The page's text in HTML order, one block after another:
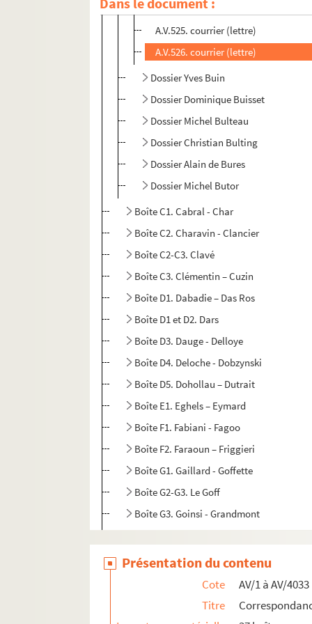
A.V.524. courrier (lettre)
A.V.525. courrier (lettre)
A.V.526. courrier (lettre)
Dossier Yves Buin
Dossier Dominique Buisset
Dossier Michel Bulteau
Dossier Christian Bulting
Dossier Alain de Bures
Dossier Michel Butor
Boîte C1. Cabral - Char
Boîte C2. Charavin - Clancier
Boîte C2-C3. Clavé
Boîte C3. Clémentin – Cuzin
Boîte D1. Dabadie – Das Ros
Boîte D1 et D2. Dars
Boîte D3. Dauge - Delloye
Boîte D4. Deloche - Dobzynski
Boîte D5. Dohollau – Dutrait
Boîte E1. Eghels – Eymard
Boîte F1. Fabiani - Fagoo
Boîte F2. Faraoun – Friggieri
Boîte G1. Gaillard - Goffette
Boîte G2-G3. Le Goff
Boîte G3. Goinsi - Grandmont
Boîte H1. Hallet - Hoss
Boîte H2. Houellebecq - Hureaux
Boîte J1. Jabes - Juliet
Présentation du contenu
Cote
AV/1 à AV/4033
Titre